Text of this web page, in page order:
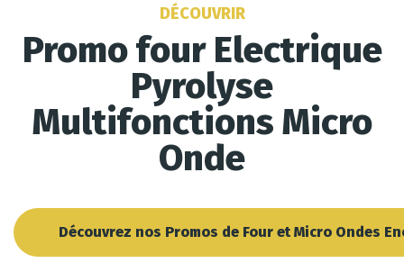
DÉCOUVRIR
Promo four Electrique
Pyrolyse
Multifonctions Micro
Onde
Découvrez nos Promos de Four et Micro Ondes